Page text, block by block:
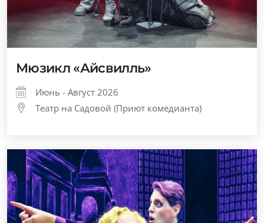
Мюзикл «Айсвилль»
Июнь - Август 2026
Театр на Садовой (Приют комедианта)